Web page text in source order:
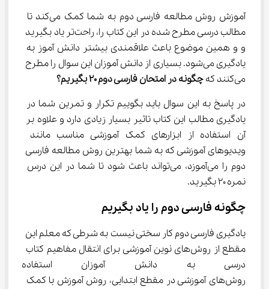
آموزش روش مطالعه فارسی دوم به شما کمک می‌کند تا
مطالب درسی مطرح شده در این کتاب را، راحت‌تر یاد بگیرید
و و همین موضوع باعث علاقمندی بیشتر دانش آموز به
یادگیری می‌شود. بسیاری از دانش آموزان این سوال را مطرح
می‌کنند که
چگونه در امتحان فارسی دوم ۲۰ بگیریم؟
در پاسخ به این سوال باید بگوییم تکرار و تمرین شما در
یادگیری مطالب این کتاب تاثیر بسیار زیادی دارد و علاوه بر
آن استفاده از ابزارهای کمک آموزشی مناسب مانند
ویدیوهای آموزشی که به شما بهترین روش مطالعه فارسی
دوم را می‌آموزد، می‌تواند باعث شود تا شما در این درس
نمره ۲۰ بگیرید.
چگونه فارسی دوم را یاد بگیریم
یادگیری فارسی دوم کار سختی نیست به شرطی که معلم این
مقطع از روش‌های نوین آموزشی برای انتقال مفاهیم کتاب
درسی به دانش آموزان
روش‌های آموزشی در مقطع ابتدایی، روش آموزش با کمک